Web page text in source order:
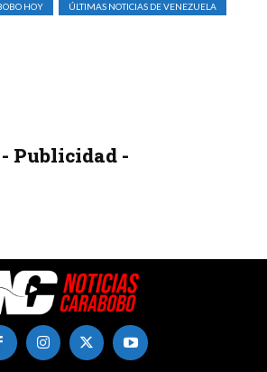
HOY
ÚLTIMAS NOTICIAS DE VENEZUELA
- Publicidad -